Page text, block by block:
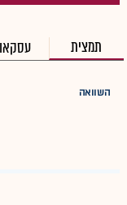
תמצית
השוואה